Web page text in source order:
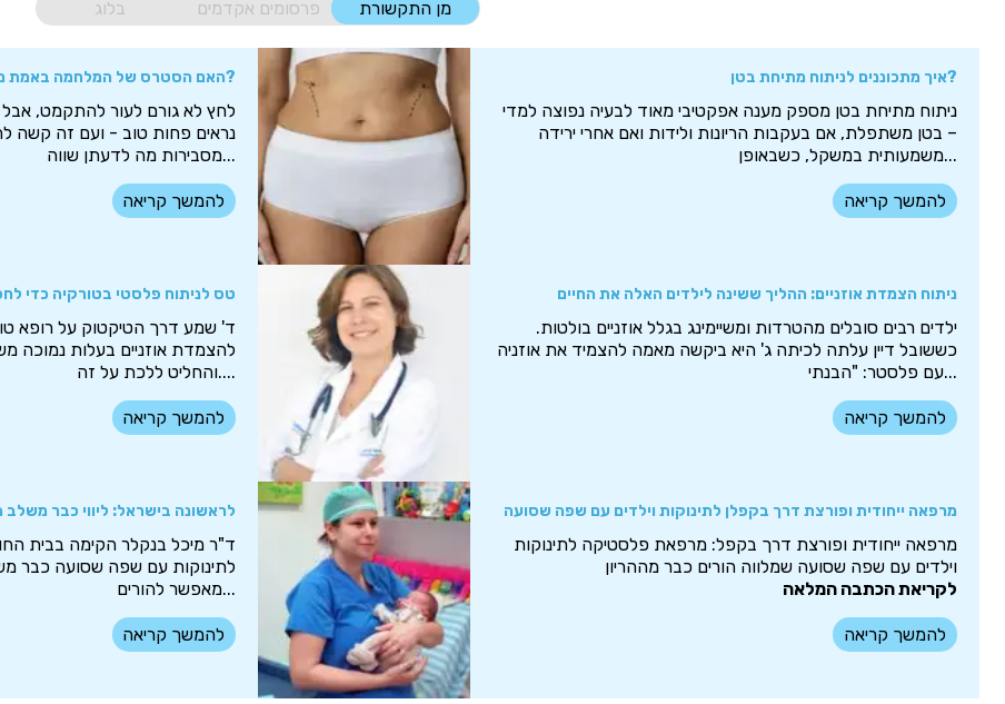
בלוג פרסומים אקדמים מן התקשורת
האם הסטרס של המלחמה באמת מקמט אותנו ומה ניתן לעשות?
לחץ לא גורם לעור להתקמט,
נראים פחות טוב - ועם זה קשה
מסבירות מה לדעתן שווה...
להמשך קריאה
איך מתכוננים לניתוח מתיחת בטן?
ניתוח מתיחת בטן מספק מענה אפקטיבי מאוד לבעיה נפוצה למדי
– בטן משתפלת, אם בעקבות הריונות ולידות ואם אחרי ירידה
משמעותית במשקל, כשבאופן...
להמשך קריאה
טס לניתוח פלסטי בטורקיה כדי
ד' שמע דרך הטיקטוק על רופא
להצמדת אוזניים בעלות נמוכה
והחליט ללכת על זה....
להמשך קריאה
ניתוח הצמדת אוזניים: ההליך ששינה לילדים האלה את החיים
ילדים רבים סובלים מהטרדות ומשיימינג בגלל אוזניים בולטות.
כששובל דיין עלתה לכיתה ג' היא ביקשה מאמה להצמיד את אוזניה
עם פלסטר: "הבנתי...
להמשך קריאה
לראשונה בישראל: ליווי כבר משלב
ד"ר מיכל בנקלר הקימה בבית
מאפשר להורים...
להמשך קריאה
מרפאה ייחודית ופורצת דרך בקפלן לתינוקות וילדים עם שפה שסועה
מרפאה ייחודית ופורצת דרך בקפל: מרפאת פלסטיקה לתינוקות
וילדים עם שפה שסועה שמלווה הורים כבר מההריון
לקריאת הכתבה המלאה
להמשך קריאה